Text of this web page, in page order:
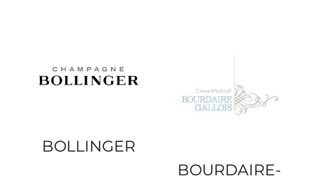
BOLLINGER
BOURDAIRE-